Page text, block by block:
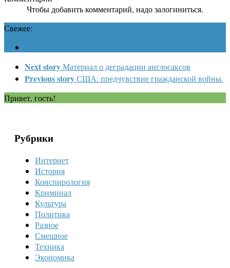
Чтобы добавить комментарий, надо залогиниться.
Свежее:
Next storyМатериал о деградации англосаксов
Previous storyСША: предчувствие гражданской войны.
Привет, гость!
Рубрики
Интернет
История
Конспирология
Криминал
Культура
Политика
Разное
Смешное
Техника
Экономика